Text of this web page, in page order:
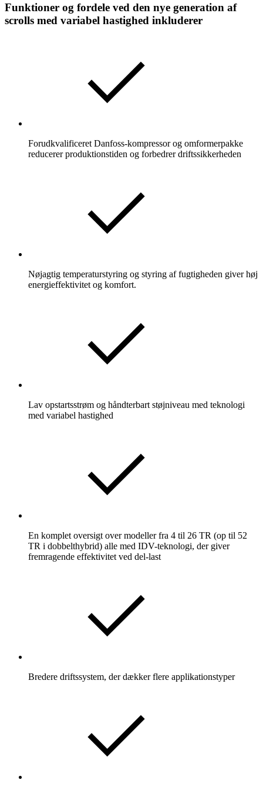
Funktioner og fordele ved den nye generation af
scrolls med variabel hastighed inkluderer
Forudkvalificeret Danfoss-kompressor og omformerpakke
reducerer produktionstiden og forbedrer driftssikkerheden
Nøjagtig temperaturstyring og styring af fugtigheden giver høj
energieffektivitet og komfort.
Lav opstartsstrøm og håndterbart støjniveau med teknologi
med variabel hastighed
En komplet oversigt over modeller fra 4 til 26 TR (op til 52
TR i dobbelthybrid) alle med IDV-teknologi, der giver
fremragende effektivitet ved del-last
Bredere driftssystem, der dækker flere applikationstyper